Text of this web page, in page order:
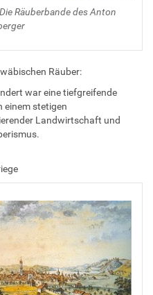
Räuberbande des Anton
Räuber:
war eine tiefgreifende
einem stetigen
Landwirtschaft und